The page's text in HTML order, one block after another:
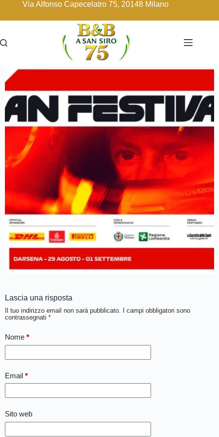
Via Alfonso Capecelatro 75, 20148 Milano
Lascia una risposta
Il tuo indirizzo email non sarà pubblicato.
I campi obbligatori sono
contrassegnati *
Nome *
Email *
Sito web